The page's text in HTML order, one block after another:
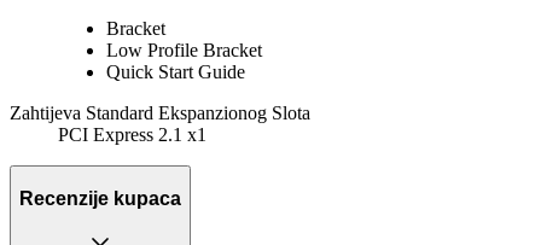
Bracket
Low Profile Bracket
Quick Start Guide
Zahtijeva Standard Ekspanzionog Slota
PCI Express 2.1 x1
Recenzije kupaca